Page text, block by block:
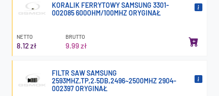
KORALIK FERRYTOWY SAMSUNG 3301-
002085 600OHM/100MHZ ORYGINAŁ
NETTO
8.12 zł
BRUTTO
9.99 zł
FILTR SAW SAMSUNG
2593MHZ,TP,2.5DB,2496~2500MHZ 2904-
002397 ORYGINAŁ